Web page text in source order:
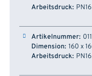
PN16
160 x
PN16